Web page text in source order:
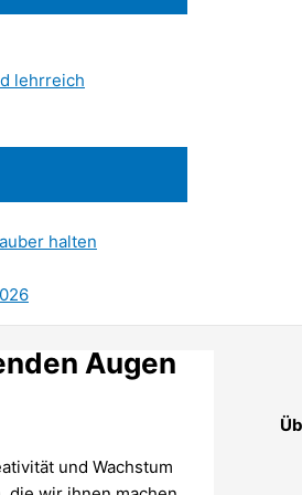
lehrreich
halten
Augen
und Wachstum